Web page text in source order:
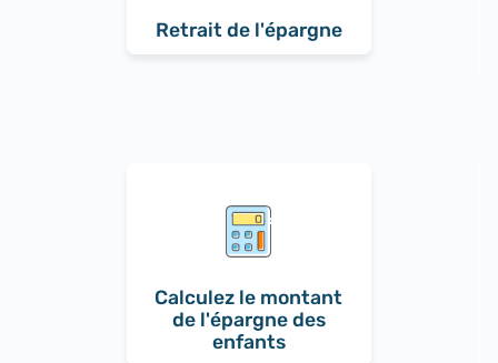
Retrait de l'épargne
Calculez le montant
de l'épargne des
enfants